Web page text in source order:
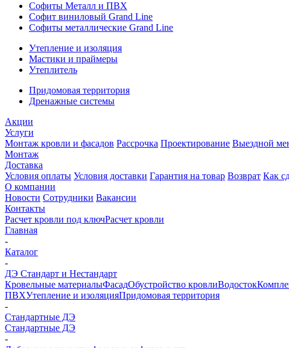
Софиты Металл и ПВХ
Софит виниловый Grand Line
Софиты металлические Grand Line
Утепление и изоляция
Мастики и праймеры
Утеплитель
Придомовая территория
Дренажные системы
Акции
Услуги
Монтаж кровли и фасадов Рассрочка Проектирование Выездной
Монтаж
Доставка
Условия оплаты Условия доставки Гарантия на товар Возврат Как
О компании
Новости Сотрудники Вакансии
Контакты
Расчет кровли под ключРасчет кровли
Главная
-
Каталог
-
ДЭ Стандарт и Нестандарт
Кровельные материалыФасадОбустройство кровлиВодосток
ПВХУтепление и изоляцияПридомовая территория
-
Стандартные ДЭ
Стандартные ДЭ
-